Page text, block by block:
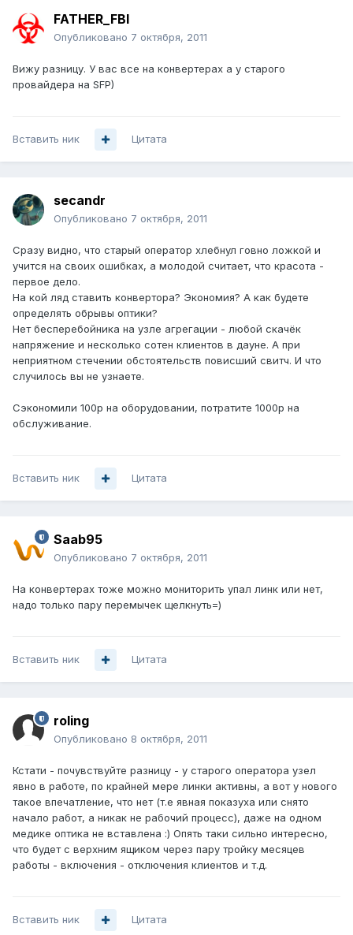
FATHER_FBI
Опубликовано 7 октября, 2011
Вижу разницу. У вас все на конвертерах а у старого
провайдера на SFP)
Вставить ник Цитата
secandr
Опубликовано 7 октября, 2011
Сразу видно, что старый оператор хлебнул говно ложкой и
учится на своих ошибках, а молодой считает, что красота -
первое дело.
На кой ляд ставить конвертора? Экономия? А как будете
определять обрывы оптики?
Нет бесперебойника на узле агрегации - любой скачёк
напряжение и несколько сотен клиентов в дауне. А при
неприятном стечении обстоятельств повисший свитч. И что
случилось вы не узнаете.
Сэкономили 100р на оборудовании, потратите 1000р на
обслуживание.
Вставить ник Цитата
Saab95
Опубликовано 7 октября, 2011
На конвертерах тоже можно мониторить упал линк или нет,
надо только пару перемычек щелкнуть=)
Вставить ник Цитата
roling
Опубликовано 8 октября, 2011
Кстати - почувствуйте разницу - у старого оператора узел
явно в работе, по крайней мере линки активны, а вот у нового
такое впечатление, что нет (т.е явная показуха или снято
начало работ, а никак не рабочий процесс), даже на одном
медике оптика не вставлена :) Опять таки сильно интересно,
что будет с верхним ящиком через пару тройку месяцев
работы - включения - отключения клиентов и т.д.
Вставить ник Цитата